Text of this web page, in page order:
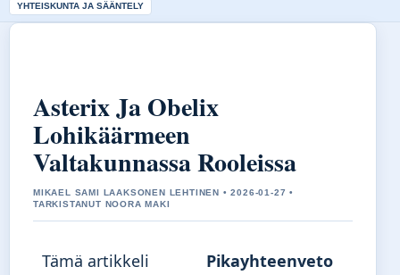
YHTEISKUNTA JA SÄÄNTELY
Asterix Ja Obelix
Lohikäärmeen
Valtakunnassa Rooleissa
MIKAEL SAMI LAAKSONEN LEHTINEN • 2026-01-27 •
TARKISTANUT NOORA MAKI
Tämä artikkeli
Pikayhteenveto